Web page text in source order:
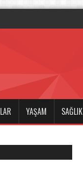
Desteğ
YAŞAM SAĞLIK